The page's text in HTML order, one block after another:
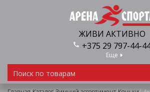
ЖИВИ АКТИВНО
+375 29 797-44-
Еще